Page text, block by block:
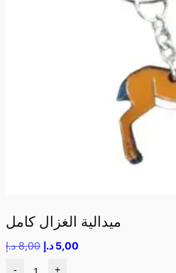
ميدالية الغزال كامل
8,00 د.إ 5,00 د.إ
- +